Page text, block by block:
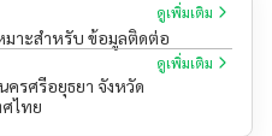
ดูเพิ่มเติม
มาะสำหรับ ข้อมูลติดต่อ
ดูเพิ่มเติม
รศรีอยุธยา จังหวัด
ไทย